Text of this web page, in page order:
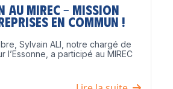
MIREC – Mission
en Commun !
Sylvain ALI, notre chargé de
a participé au MIREC